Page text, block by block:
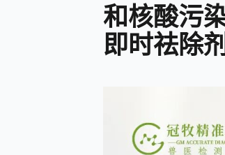
和核酸污
即时祛除